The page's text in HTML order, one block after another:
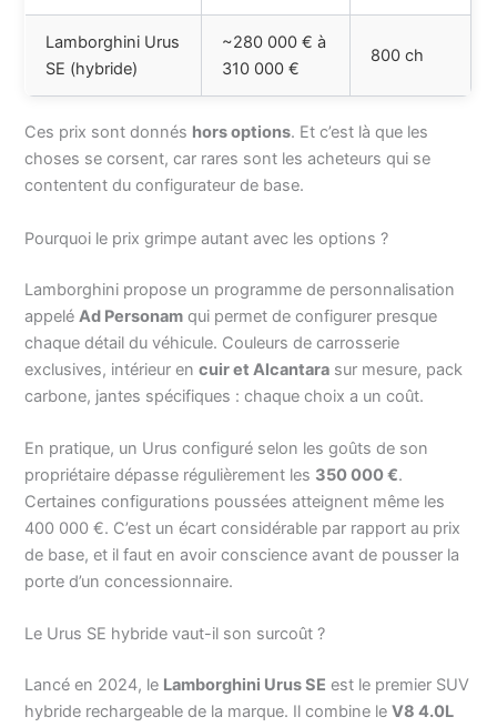
Lamborghini Urus
SE (hybride)
~280 000 € à
310 000 €
800 ch
Ces prix sont donnés hors options. Et c’est là que les
choses se corsent, car rares sont les acheteurs qui se
contentent du configurateur de base.
Pourquoi le prix grimpe autant avec les options ?
Lamborghini propose un programme de personnalisation
appeléAd Personam qui permet de configurer presque
chaque détail du véhicule. Couleurs de carrosserie
exclusives, intérieur encuir et Alcantara sur mesure, pack
carbone, jantes spécifiques : chaque choix a un coût.
En pratique, un Urus configuré selon les goûts de son
propriétaire dépasse régulièrement les 350 000 €.
Certaines configurations poussées atteignent même les
400 000 €. C’est un écart considérable par rapport au prix
de base, et il faut en avoir conscience avant de pousser la
porte d’un concessionnaire.
Le Urus SE hybride vaut-il son surcoût ?
Lancé en 2024, le Lamborghini Urus SE est le premier SUV
hybride rechargeable de la marque. Il combine leV8 4.0L